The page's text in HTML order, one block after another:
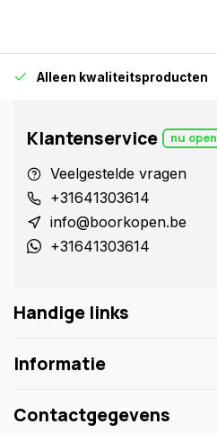
Alleen kwaliteitsproducten
Klantenservice nu open
Veelgestelde vragen
+31641303614
info@boorkopen.be
+31641303614
Handige links
Informatie
Contactgegevens